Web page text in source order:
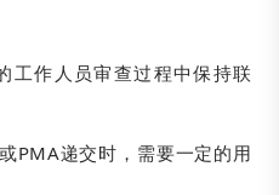
工作人员审查过程中保持联
PMA递交时，需要一定的用